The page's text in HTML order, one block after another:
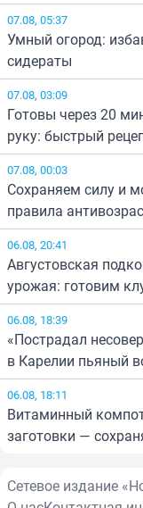
07.08, 05:37
Умный огород:
сидераты
07.08, 03:09
Готовы через 20
руку: быстрый
07.08, 00:03
Сохраняем силу и
правила
06.08, 20:41
Августовская
урожая: готовим
06.08, 18:39
«Пострадал
в Карелии пьяный
06.08, 18:11
Витаминный
заготовки —
Сетевое издание